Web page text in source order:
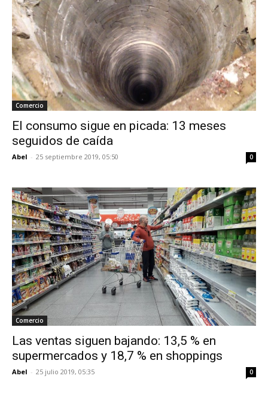
Comercio
El consumo sigue en picada: 13 meses
seguidos de caída
Abel - 25 septiembre 2019, 05:50 0
Comercio
Las ventas siguen bajando: 13,5 % en
supermercados y 18,7 % en shoppings
Abel - 25 julio 2019, 05:35 0